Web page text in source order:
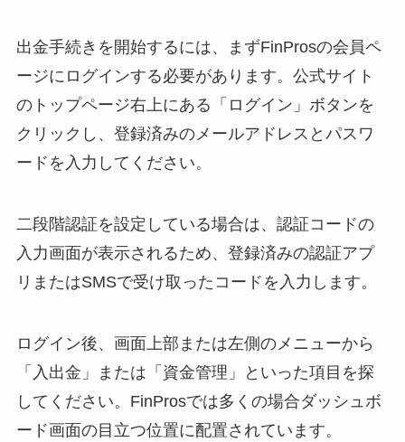
出金手続きを開始するには、まずFinProsの会員ペ
ージにログインする必要があります。公式サイト
のトップページ右上にある「ログイン」ボタンを
クリックし、登録済みのメールアドレスとパスワ
ードを入力してください。
二段階認証を設定している場合は、認証コードの
入力画面が表示されるため、登録済みの認証アプ
リまたはSMSで受け取ったコードを入力します。
ログイン後、画面上部または左側のメニューから
「入出金」または「資金管理」といった項目を探
してください。FinProsでは多くの場合ダッシュボ
ード画面の目立つ位置に配置されています。